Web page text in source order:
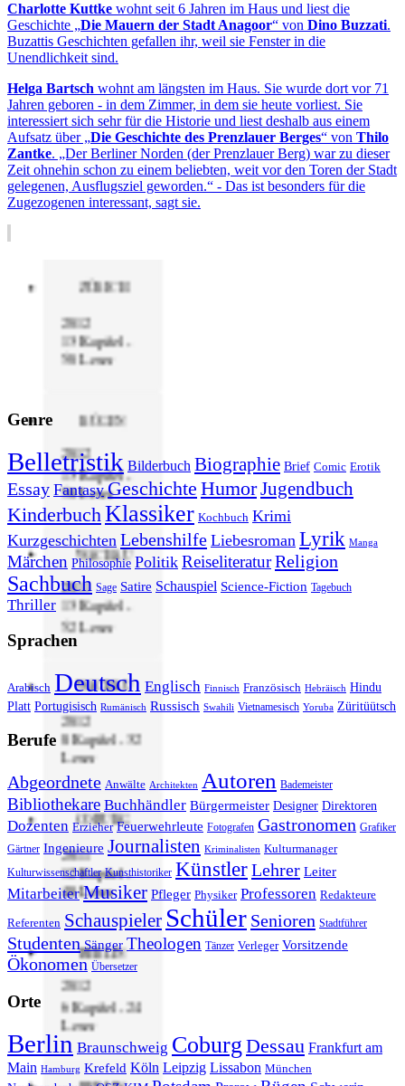
Charlotte Kuttke wohnt seit 6 Jahren im Haus und liest die
Geschichte „Die Mauern der Stadt Anagoor“ von Dino Buzzati.
Buzattis Geschichten gefallen ihr, weil sie Fenster in die
Unendlichkeit sind.
Helga Bartsch wohnt am längsten im Haus. Sie wurde dort vor 71
Jahren geboren - in dem Zimmer, in dem sie heute vorliest. Sie
interessiert sich sehr für die Historie und liest deshalb aus einem
Aufsatz über „Die Geschichte des Prenzlauer Berges“ von Thilo
Zantke. „Der Berliner Norden (der Prenzlauer Berg) war zu dieser
Zeit ohnehin schon zu einem beliebten, weit vor den Toren der Stadt
gelegenen, Ausflugsziel geworden.“ - Das ist besonders für die
Zugezogenen interessant, sagt sie.
ZÜRICH
2012
13 Kapitel -
50 Leser
RÜGEN
2012
13 Kapitel -
50 Leser
WACHAU
2011
13 Kapitel -
52 Leser
WACHAU
2012
8 Kapitel - 32
Leser
COBURG
2011
12 Kapitel -
48 Leser
BERLIN
2012
6 Kapitel - 24
Leser
Genre
Belletristik Bilderbuch Biographie Brief Comic Erotik
Essay Fantasy Geschichte HumorJugendbuch
Kinderbuch Klassiker Kochbuch Krimi
Kurzgeschichten Lebenshilfe Liebesroman Lyrik Manga
Märchen Philosophie Politik ReiseliteraturReligion
Sachbuch Sage Satire Schauspiel Science-Fiction Tagebuch
Thriller
Sprachen
Arabisch Deutsch Englisch Finnisch Französisch Hebräisch Hindu
Platt Portugisisch Rumänisch Russisch Swahili Vietnamesisch Yoruba Züritüütsch
Berufe
Abgeordnete Anwälte Architekten Autoren Bademeister
Bibliothekare Buchhändler Bürgermeister Designer Direktoren
Dozenten Erzieher Feuerwehrleute Fotografen Gastronomen Grafiker
Gärtner Ingenieure Journalisten Kriminalisten Kulturmanager
Kulturwissenschaftler Kunsthistoriker KünstlerLehrer Leiter
Mitarbeiter Musiker Pfleger Physiker Professoren Redakteure
Referenten Schauspieler Schüler Senioren Stadtführer
Studenten Sänger Theologen Tänzer Verleger Vorsitzende
Ökonomen Übersetzer
Orte
Berlin Braunschweig Coburg Dessau Frankfurt am
Main Hamburg Krefeld Köln Leipzig Lissabon München